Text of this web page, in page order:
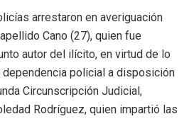
arrestaron en averiguación
Cano (27), quien fue
autor del ilícito, en virtud de lo
dependencia policial a disposición
Circunscripción Judicial,
Rodríguez, quien impartió las